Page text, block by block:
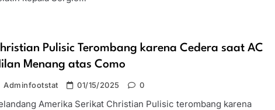
Pulisic Terombang karena Cedera saat AC
Menang atas Como
Adminfootstat 01/15/2025 0
Amerika Serikat Christian Pulisic terombang karena